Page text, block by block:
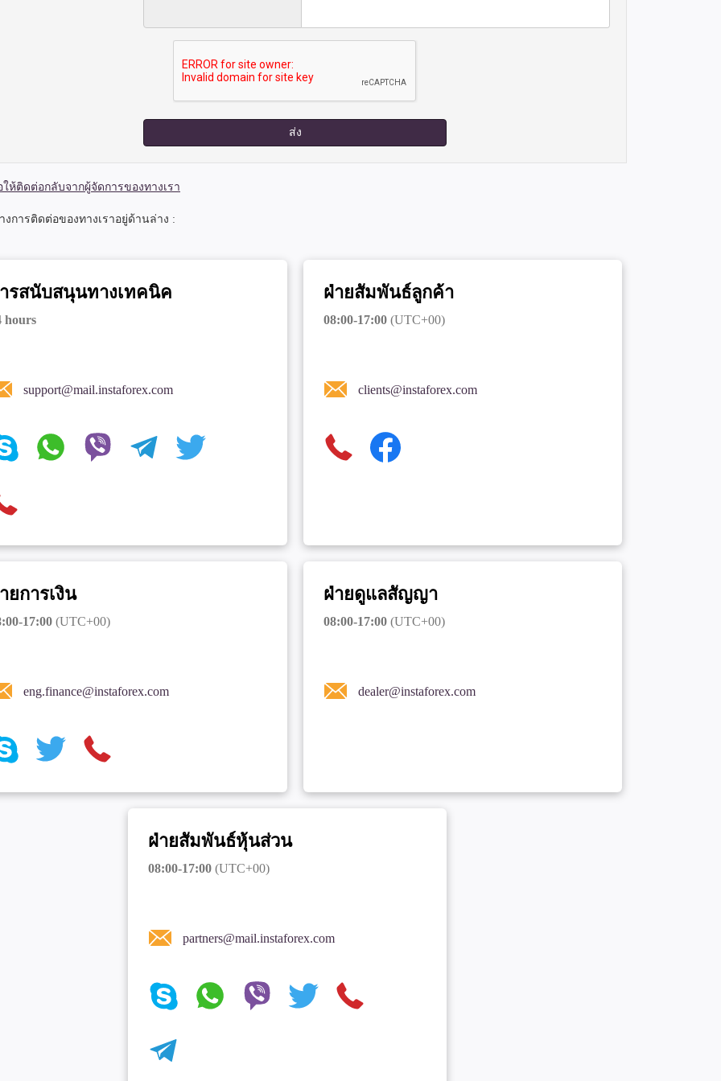
ส่ง
ห้ติดต่อกลับจากผู้จัดการของทางเรา
งการติดต่อของทางเราอยู่ด้านล่าง :
รสนับสนุนทางเทคนิค
hours
support@mail.instaforex.com
ฝ่ายสัมพันธ์ลูกค้า
08:00-17:00(UTC+00)
clients@instaforex.com
ยการเงิน
17:00(UTC+00)
eng.finance@instaforex.com
ฝ่ายดูแลสัญญา
08:00-17:00(UTC+00)
dealer@instaforex.com
ฝ่ายสัมพันธ์หุ้นส่วน
08:00-17:00(UTC+00)
partners@mail.instaforex.com